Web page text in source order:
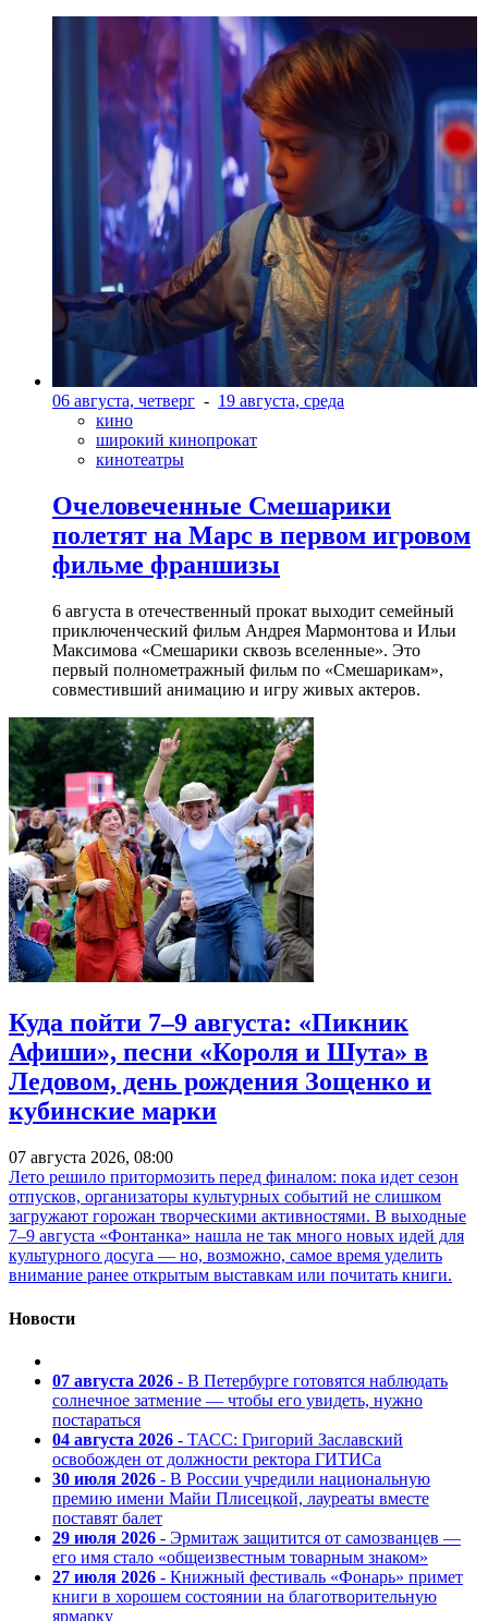
06 августа, четверг - 19 августа, среда
кино
широкий кинопрокат
кинотеатры
Очеловеченные Смешарики
полетят на Марс в первом игровом
фильме франшизы
6 августа в отечественный прокат выходит семейный
приключенческий фильм Андрея Мармонтова и Ильи
Максимова «Смешарики сквозь вселенные». Это
первый полнометражный фильм по «Смешарикам»,
совместивший анимацию и игру живых актеров.
Куда пойти 7–9 августа: «Пикник
Афиши», песни «Короля и Шута» в
Ледовом, день рождения Зощенко и
кубинские марки
07 августа 2026, 08:00
Лето решило притормозить перед финалом: пока идет сезон
отпусков, организаторы культурных событий не слишком
загружают горожан творческими активностями. В выходные
7–9 августа «Фонтанка» нашла не так много новых идей для
культурного досуга — но, возможно, самое время уделить
внимание ранее открытым выставкам или почитать книги.
Новости
07 августа 2026 - В Петербурге готовятся наблюдать
солнечное затмение — чтобы его увидеть, нужно
постараться
04 августа 2026 - ТАСС: Григорий Заславский
освобожден от должности ректора ГИТИСа
30 июля 2026 - В России учредили национальную
премию имени Майи Плисецкой, лауреаты вместе
поставят балет
29 июля 2026 - Эрмитаж защитится от самозванцев —
его имя стало «общеизвестным товарным знаком»
27 июля 2026 - Книжный фестиваль «Фонарь» примет
книги в хорошем состоянии на благотворительную
ярмарку